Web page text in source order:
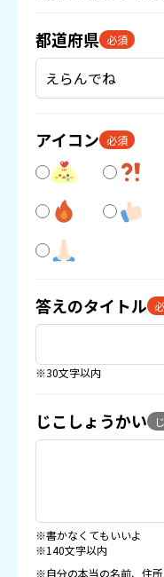
都道府県 必須
アイコン 必須
答えのタイトル
※30文字以内
じこしょうかい
※書かなくてもいいよ
※140文字以内
※自分の本当の名前、住